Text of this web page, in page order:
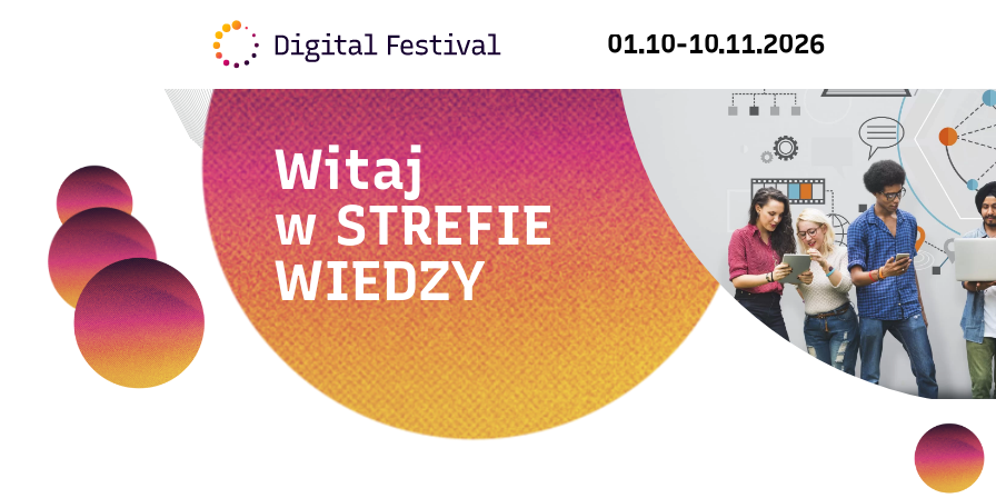
01.10-10.11.2026
Witaj
wSTREFIE
WIEDZY